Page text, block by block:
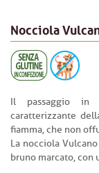
Nocciola
Il passaggio in
caratterizzante
fiamma, che non
La nocciola
bruno marcato, con